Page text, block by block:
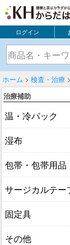
ログイン
ホーム > 検査・治療
治療補助
温・冷パック
湿布
包帯・包帯用品
サージカルテー
固定具
その他